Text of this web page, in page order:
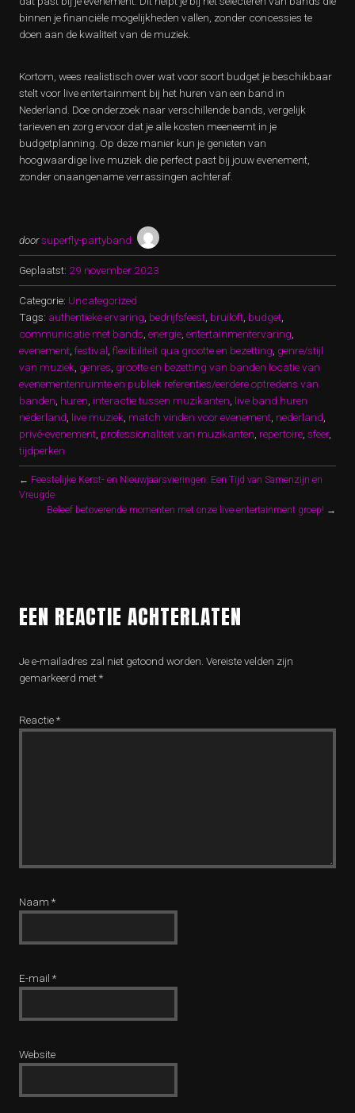
binnen je financiële mogelijkheden vallen, zonder concessies te
doen aan de kwaliteit van de muziek.
Kortom, wees realistisch over wat voor soort budget je beschikbaar
stelt voor live entertainment bij het huren van een band in
Nederland. Doe onderzoek naar verschillende bands, vergelijk
tarieven en zorg ervoor dat je alle kosten meeneemt in je
budgetplanning. Op deze manier kun je genieten van
hoogwaardige live muziek die perfect past bij jouw evenement,
zonder onaangename verrassingen achteraf.
doorsuperfly-partyband
Geplaatst: 29 november 2023
Categorie: Uncategorized
Tags: authentieke ervaring bedrijfsfeest bruiloft budget
communicatie met bands energie entertainmentervaring
evenement festival flexibiliteit qua grootte en bezetting genre/stijl
van muziek genres grootte en bezetting van banden locatie van
evenementenruimte en publiek referenties/eerdere optredens van
banden huren interactie tussen muzikanten live band huren
nederland live muziek match vinden voor evenement nederland
privé-evenement professionaliteit van muzikanten repertoire sfeer,
tijdperken
← Feestelijke Kerst- en Nieuwjaarsvieringen: Een Tijd van Samenzijn en
Vreugde
Beleef betoverende momenten met onze live entertainment groep! →
EEN REACTIE ACHTERLATEN
Je e-mailadres zal niet getoond worden. Vereiste velden zijn
gemarkeerd met*
Reactie*
Naam *
E-mail *
Website